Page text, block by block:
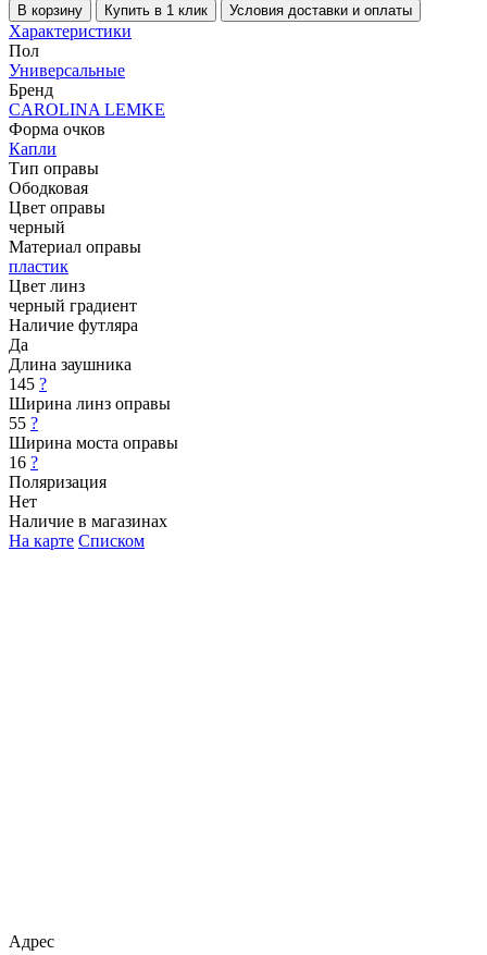
В корзину Купить в 1 клик Условия доставки и оплаты
Характеристики
Пол
Универсальные
Бренд
CAROLINA LEMKE
Форма очков
Капли
Тип оправы
Ободковая
Цвет оправы
черный
Материал оправы
пластик
Цвет линз
черный градиент
Наличие футляра
Да
Длина заушника
145 ?
Ширина линз оправы
55 ?
Ширина моста оправы
16 ?
Поляризация
Нет
Наличие в магазинах
На карте Списком
Адрес